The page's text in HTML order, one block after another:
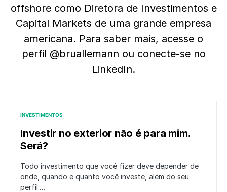
offshore como Diretora de Investimentos e
Capital Markets de uma grande empresa
americana. Para saber mais, acesse o
perfil @bruallemann ou conecte-se no
LinkedIn.
INVESTIMENTOS
Investir no exterior não é para mim.
Será?
Todo investimento que você fizer deve depender de
onde, quando e quanto você investe, além do seu
perfil:…